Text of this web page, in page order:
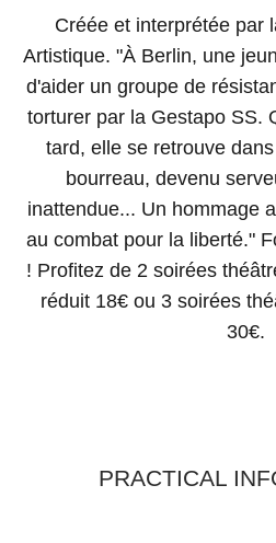
Créée et interprétée par
Artistique. "À Berlin, une
d'aider un groupe de
torturer par la Gestapo SS.
tard, elle se retrouve
bourreau, devenu
inattendue... Un hommage
au combat pour la liberté."
! Profitez de 2 soirées
réduit 18€ ou 3 soirées
30€.
PRACTICAL